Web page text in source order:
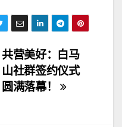
共营美好：白马
山社群签约仪式
圆满落幕！